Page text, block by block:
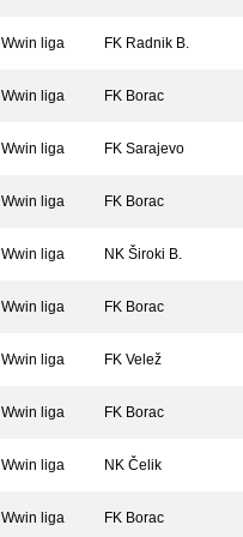
Wwin liga FK Radnik B.
Wwin liga FK Borac
Wwin liga FK Sarajevo
Wwin liga FK Borac
Wwin liga NK Široki B.
Wwin liga FK Borac
Wwin liga FK Velež
Wwin liga FK Borac
Wwin liga NK Čelik
Wwin liga FK Borac